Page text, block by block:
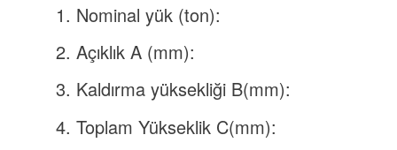
Nominal yük (ton):
Açıklık A (mm):
Kaldırma yüksekliği B(mm):
Toplam Yükseklik C(mm):